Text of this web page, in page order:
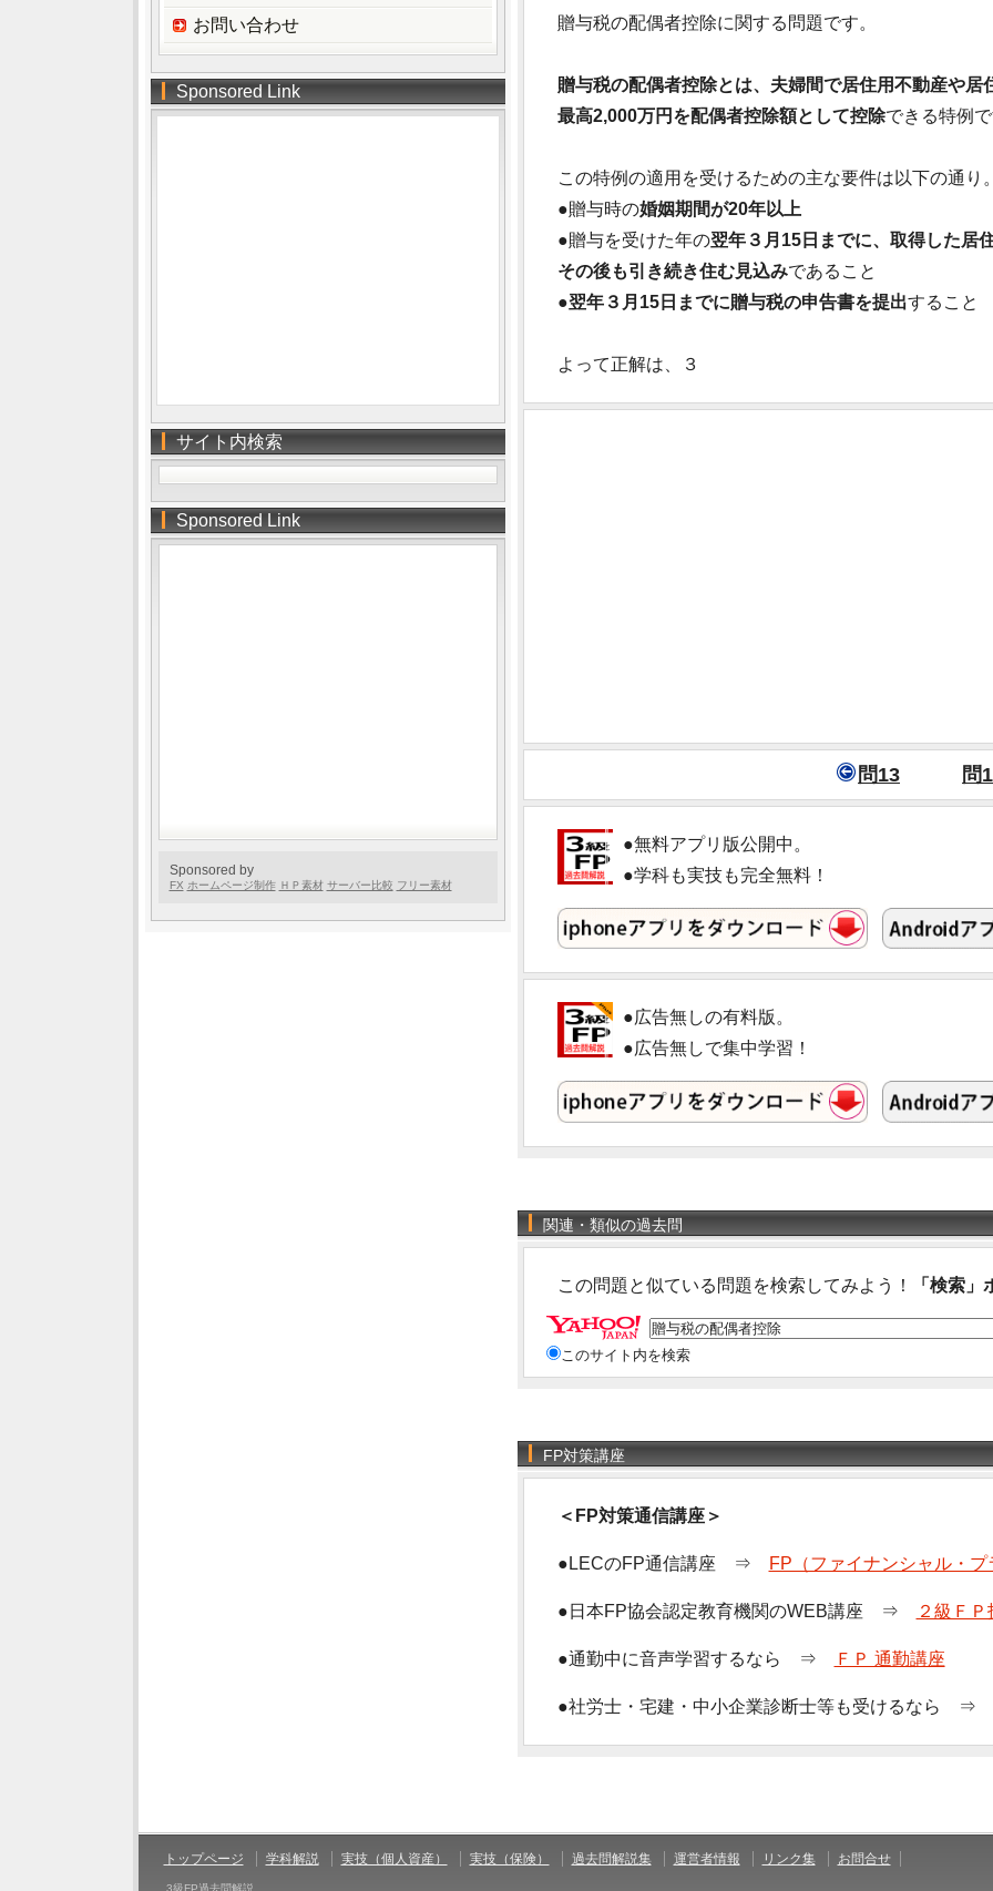
贈与税の配偶者控除に関する問題です。
贈与税の配偶者控除とは、夫婦間で居住用不動産や
最高2,000万円を配偶者控除額として控除できる特例
この特例の適用を受けるための主な要件は以下の通り
●贈与時の婚姻期間が20年以上
●贈与を受けた年の翌年３月15日までに、取得した居
その後も引き続き住む見込みであること
●翌年３月15日までに贈与税の申告書を提出すること
よって正解は、３
問13 問
●無料アプリ版公開中。
●学科も実技も完全無料！
●広告無しの有料版。
●広告無しで集中学習！
関連・類似の過去問
この問題と似ている問題を検索してみよう！ 「検索
このサイト内を検索
FP対策講座
＜FP対策通信講座＞
●LECのFP通信講座 ⇒ FP（ファイナンシャル・
●日本FP協会認定教育機関のWEB講座 ⇒ ２級ＦＰ
●通勤中に音声学習するなら ⇒ ＦＰ 通勤講座
●社労士・宅建・中小企業診断士等も受けるなら ⇒
お問い合わせ
Sponsored Link
サイト内検索
Sponsored Link
Sponsored by
FX ホームページ制作 ＨＰ素材 サーバー比較 フリー素材
トップページ 学科解説 実技（個人資産） 実技（保険） 過去問解説集 運営者情報 リンク集 お問合せ
3級FP過去問解説